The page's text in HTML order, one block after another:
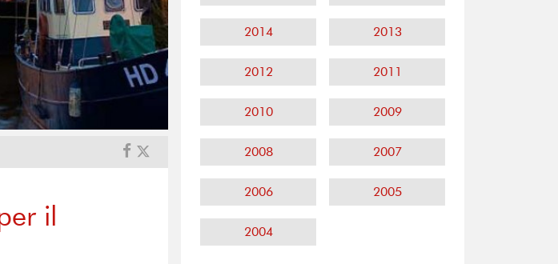
il
2014 2013
2012 2011
2010 2009
2008 2007
2006 2005
2004